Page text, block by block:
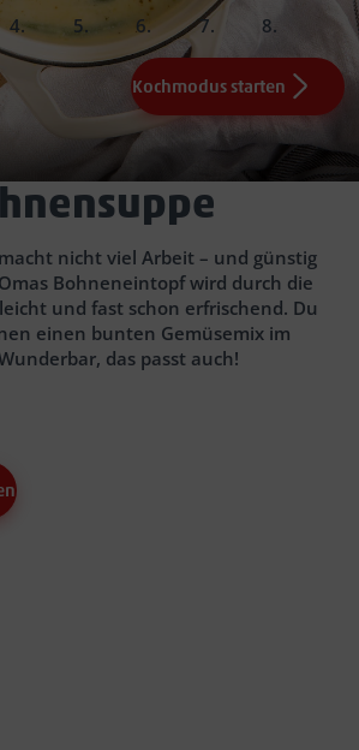
slide
3.
4.
slide
5.
Kochmodus starten
(Instant)
g TK-Grüne Bohnen (z.B.
5 Min.
200g
Pfeffergrob
nicht viel Arbeit – und günstig
Bohneneintopf wird durch die
und fast schon erfrischend. Du
einen bunten Gemüsemix im
das passt auch!